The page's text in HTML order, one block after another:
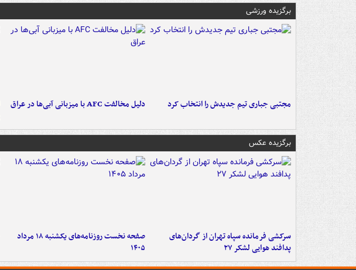
برگزیده ورزشی
مجتبی جباری تیم جدیدش را انتخاب کرد دلیل مخالفت AFC با میزبانی آبی‌ها در عراق
برگزیده عکس
سرکشی فرمانده سپاه تهران از گردان‌های
پدافند هوایی لشکر ۲۷
صفحه نخست روزنامه‌های یکشنبه ۱۸ مرداد
۱۴۰۵